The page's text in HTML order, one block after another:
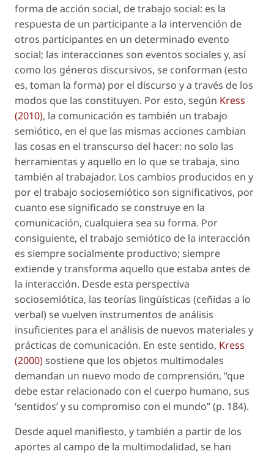
forma de acción social, detrabajo social: es la
respuesta de un participante a la intervención de
otros participantes en un determinado evento
social; las interacciones son eventos sociales y, así
como los géneros discursivos, se conforman (esto
es, toman la forma) por el discurso y a través de los
modos que las constituyen. Por esto, según Kress
(2010), la comunicación es también un trabajo
semiótico, en el que las mismas acciones cambian
las cosas en el transcurso del hacer: no solo las
herramientas y aquello en lo que se trabaja, sino
también al trabajador. Los cambios producidos en y
por el trabajo sociosemiótico son significativos, por
cuanto ese significado se construye en la
comunicación, cualquiera sea su forma. Por
consiguiente, el trabajo semiótico de la interacción
es siempre socialmente productivo; siempre
extiende y transforma aquello que estaba antes de
la interacción. Desde esta perspectiva
sociosemiótica, las teorías lingüísticas (ceñidas a lo
verbal) se vuelven instrumentos de análisis
insuficientes para el análisis de nuevos materiales y
prácticas de comunicación. En este sentido, Kress
(2000)sostiene que los objetos multimodales
demandan un nuevo modo de comprensión, “que
debe estar relacionado con el cuerpo humano, sus
‘sentidos’ y su compromiso con el mundo” (p. 184).
Desde aquel manifiesto, y también a partir de los
aportes al campo de la multimodalidad, se han